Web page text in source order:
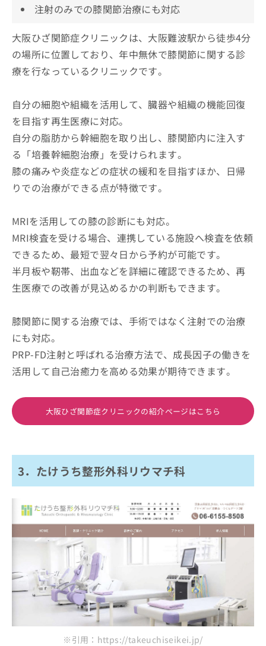
注射のみでの膝関節治療にも対応
大阪ひざ関節症クリニックは、大阪難波駅から徒歩4分
の場所に位置しており、年中無休で膝関節に関する診
療を行なっているクリニックです。
自分の細胞や組織を活用して、臓器や組織の機能回復
を目指す再生医療に対応。
自分の脂肪から幹細胞を取り出し、膝関節内に注入す
る「培養幹細胞治療」を受けられます。
膝の痛みや炎症などの症状の緩和を目指すほか、日帰
りでの治療ができる点が特徴です。
MRIを活用しての膝の診断にも対応。
MRI検査を受ける場合、連携している施設へ検査を依頼
できるため、最短で翌々日から予約が可能です。
半月板や靭帯、出血などを詳細に確認できるため、再
生医療での改善が見込めるかの判断もできます。
膝関節に関する治療では、手術ではなく注射での治療
にも対応。
PRP-FD注射と呼ばれる治療方法で、成長因子の働きを
活用して自己治癒力を高める効果が期待できます。
大阪ひざ関節症クリニックの紹介ページはこちら
3．たけうち整形外科リウマチ科
※引用：https://takeuchiseikei.jp/